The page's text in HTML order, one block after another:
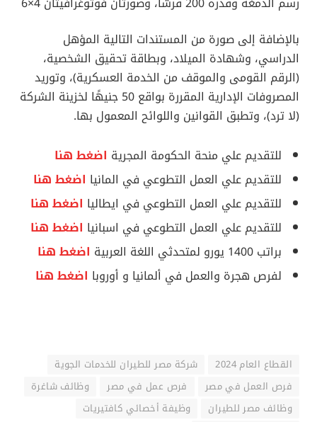
بالإضافة إلى صورة من المستندات التالية المؤهل
الدراسي، وشهادة الميلاد، وبطاقة تحقيق الشخصية،
(الرقم القومى والموقف من الخدمة العسكرية)، وتوريد
المصروفات الإدارية المقررة بواقع 50 جنيهًا لخزينة الشركة
(لا ترد)، وتطبق القوانين واللوائح المعمول بها.
للتقديم علي منحة الحكومة المجرية اضغط هنا
للتقديم علي العمل التطوعي في المانيا اضغط هنا
للتقديم علي العمل التطوعي في ايطاليا اضغط هنا
للتقديم علي العمل التطوعي في اسبانيا اضغط هنا
براتب 1400 يورو لمتحدثي اللغة العربية
اضغط هنا
لفرص هجرة والعمل في ألمانيا و أوروبا اضغط هنا
القطاع العام 2024
شركة مصر للطيران للخدمات الجوية
فرص العمل في مصر
فرص عمل في مصر
وظائف شاغرة
وظائف مصر للطيران
وظيفة أخصائي كافتيريات